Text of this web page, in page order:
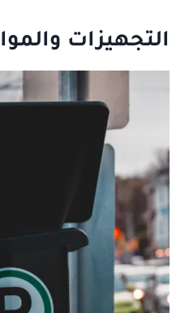
التجهيزات